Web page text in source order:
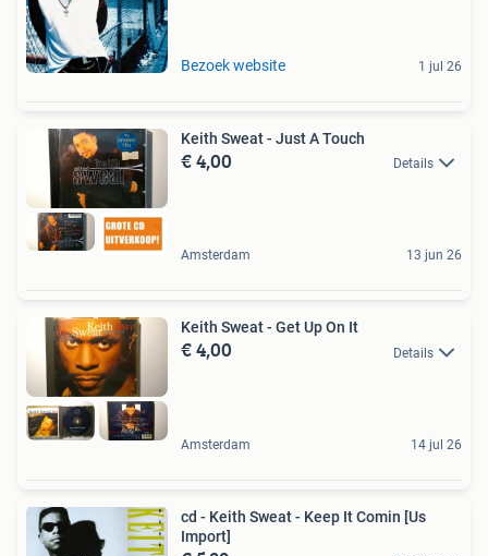
Bezoek website 1 jul 26
Keith Sweat - Just A Touch
€ 4,00 Details
Amsterdam 13 jun 26
Keith Sweat - Get Up On It
€ 4,00 Details
Amsterdam 14 jul 26
cd - Keith Sweat - Keep It Comin [Us
Import]